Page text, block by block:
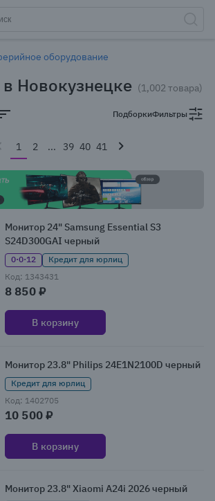
оборудование
Новокузнецке (1,002 товара)
ПодборкиФильтры
1 2 ... 39 40 41
Монитор 24" Samsung Essential S3
S24D300GAI черный
0·0·12
Кредит для юрлиц
Код: 1343431
8 850 ₽
В корзину
Монитор 23.8" Philips 24E1N2100D черный
Кредит для юрлиц
Код: 1402705
10 500 ₽
В корзину
Монитор 23.8" Xiaomi A24i 2026 черный